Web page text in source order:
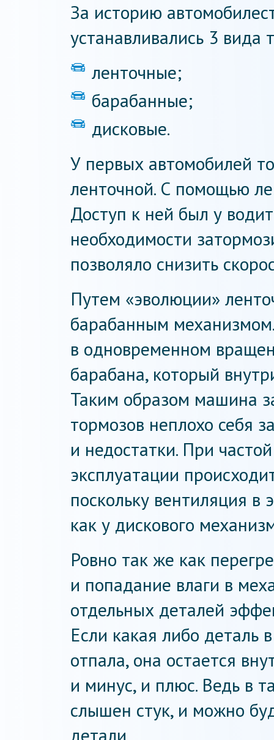
За историю
устанавливались 3 вида
ленточные;
барабанные;
дисковые.
У первых автомобилей
ленточной. С помощью
Доступ к ней был у
необходимости
позволяло снизить
Путем «эволюции»
барабанным
в одновременном
барабана, который
Таким образом машина
тормозов неплохо себя
и недостатки. При
эксплуатации
поскольку вентиляция в
как у дискового
Ровно так же как
и попадание влаги в
отдельных деталей
Если какая либо деталь
отпала, она остается
и минус, и плюс. Ведь в
слышен стук, и можно
детали.